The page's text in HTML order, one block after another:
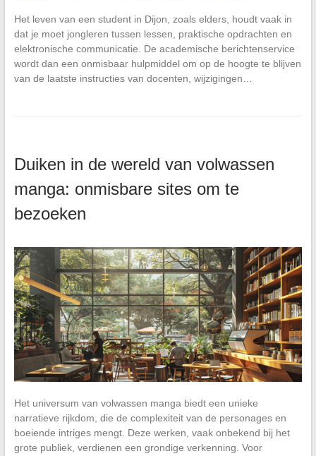
Het leven van een student in Dijon, zoals elders, houdt vaak in
dat je moet jongleren tussen lessen, praktische opdrachten en
elektronische communicatie. De academische berichtenservice
wordt dan een onmisbaar hulpmiddel om op de hoogte te blijven
van de laatste instructies van docenten, wijzigingen…
Duiken in de wereld van volwassen
manga: onmisbare sites om te
bezoeken
Het universum van volwassen manga biedt een unieke
narratieve rijkdom, die de complexiteit van de personages en
boeiende intriges mengt. Deze werken, vaak onbekend bij het
grote publiek, verdienen een grondige verkenning. Voor